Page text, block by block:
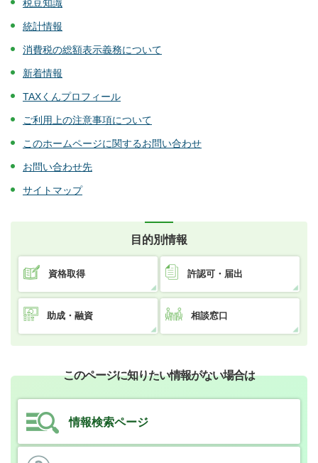
税豆知識
統計情報
消費税の総額表示義務について
新着情報
TAXくんプロフィール
ご利用上の注意事項について
このホームページに関するお問い合わせ
お問い合わせ先
サイトマップ
目的別情報
資格取得 許認可・届出
助成・融資 相談窓口
このページに知りたい情報がない場合は
情報検索ページ